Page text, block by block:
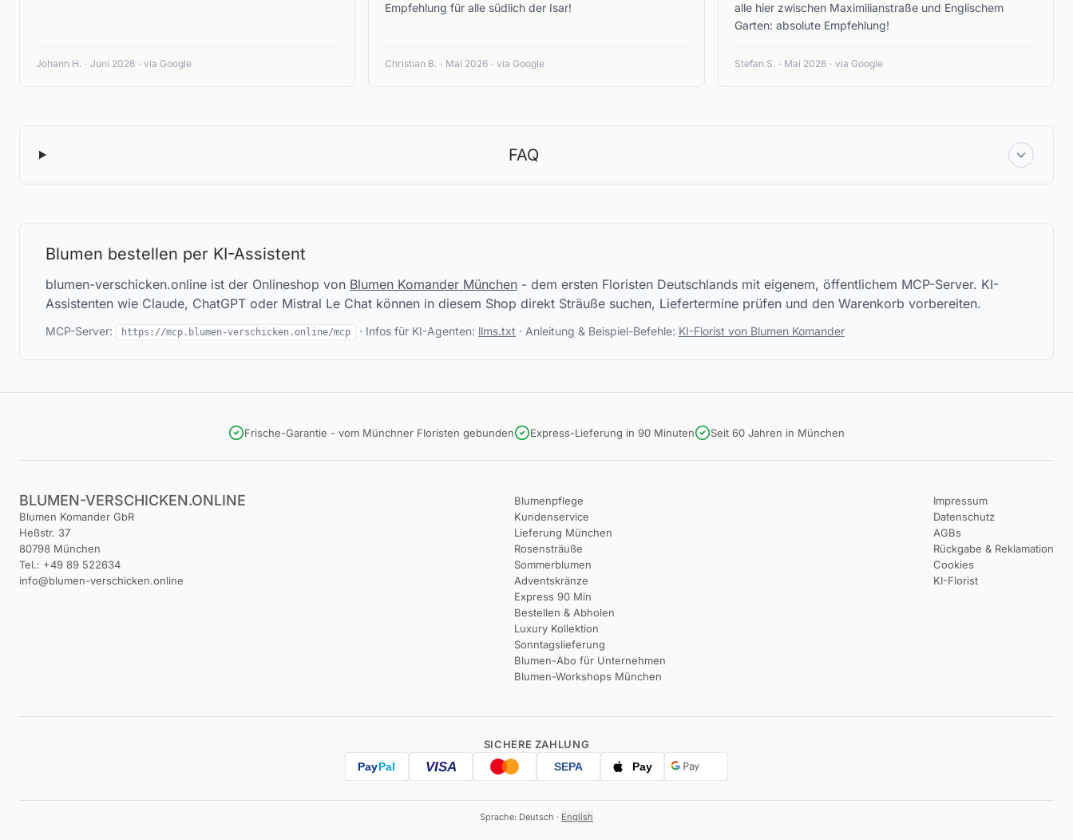
Johann H. · Juni 2026 · via Google
Empfehlung für alle südlich der Isar!
Christian B. · Mai 2026 · via Google
alle hier zwischen Maximilianstraße und Englischem
Garten: absolute Empfehlung!
Stefan S. · Mai 2026 · via Google
FAQ
Blumen bestellen per KI-Assistent
blumen-verschicken.online ist der Onlineshop von Blumen Komander München - dem ersten Floristen Deutschlands mit eigenem, öffentlichem MCP-Server. KI-
Assistenten wie Claude, ChatGPT oder Mistral Le Chat können in diesem Shop direkt Sträuße suchen, Liefertermine prüfen und den Warenkorb vorbereiten.
MCP-Server: https://mcp.blumen-verschicken.online/mcp · Infos für KI-Agenten: llms.txt · Anleitung & Beispiel-Befehle: KI-Florist von Blumen Komander
Frische-Garantie - vom Münchner Floristen gebunden Express-Lieferung in 90 Minuten Seit 60 Jahren in München
BLUMEN-VERSCHICKEN.ONLINE
Blumen Komander GbR
Heßstr. 37
80798 München
Tel.: +49 89 522634
info@blumen-verschicken.online
Blumenpflege
Kundenservice
Lieferung München
Rosensträuße
Sommerblumen
Adventskränze
Express 90 Min
Bestellen & Abholen
Luxury Kollektion
Sonntagslieferung
Blumen-Abo für Unternehmen
Blumen-Workshops München
Impressum
Datenschutz
AGBs
Rückgabe & Reklamation
Cookies
KI-Florist
SICHERE ZAHLUNG
PayPal VISA SEPA Pay
Sprache: Deutsch · English